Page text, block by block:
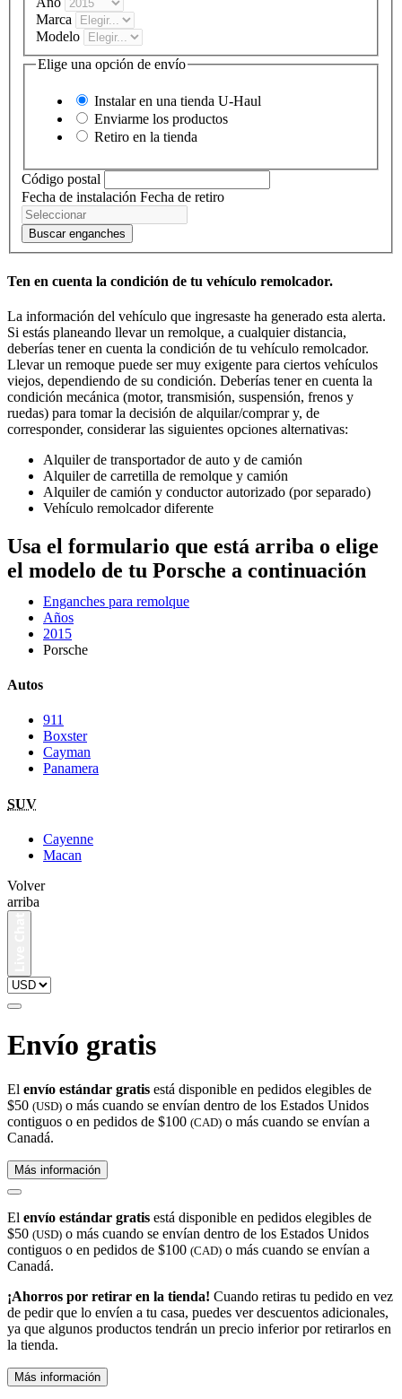
Marca
Modelo
Elige una opción de envío
Instalar en una tienda U-Haul
Enviarme los productos
Retiro en la tienda
Código postal
Fecha de instalación Fecha de retiro
Buscar enganches
Ten en cuenta la condición de tu vehículo remolcador.
La información del vehículo que ingresaste ha generado esta alerta.
Si estás planeando llevar un remolque, a cualquier distancia,
deberías tener en cuenta la condición de tu vehículo remolcador.
Llevar un remoque puede ser muy exigente para ciertos vehículos
viejos, dependiendo de su condición. Deberías tener en cuenta la
condición mecánica (motor, transmisión, suspensión, frenos y
ruedas) para tomar la decisión de alquilar/comprar y, de
corresponder, considerar las siguientes opciones alternativas:
Alquiler de transportador de auto y de camión
Alquiler de carretilla de remolque y camión
Alquiler de camión y conductor autorizado (por separado)
Vehículo remolcador diferente
Usa el formulario que está arriba o elige
el modelo de tu Porsche a continuación
Enganches para remolque
Años
2015
Porsche
Autos
911
Boxster
Cayman
Panamera
SUV
Cayenne
Macan
Volver
arriba
Envío gratis
El envío estándar gratis está disponible en pedidos elegibles de
$50 (USD) o más cuando se envían dentro de los Estados Unidos
contiguos o en pedidos de $100 (CAD) o más cuando se envían a
Canadá.
Más información
El envío estándar gratis está disponible en pedidos elegibles de
$50 (USD) o más cuando se envían dentro de los Estados Unidos
contiguos o en pedidos de $100 (CAD) o más cuando se envían a
Canadá.
¡Ahorros por retirar en la tienda! Cuando retiras tu pedido en vez
de pedir que lo envíen a tu casa, puedes ver descuentos adicionales,
ya que algunos productos tendrán un precio inferior por retirarlos en
la tienda.
Más información